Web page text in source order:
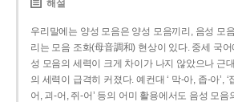
해설
우리말에는 양성 모음은 양성 모음끼리, 음성 모
리는 모음 조화(母音調和) 현상이 있다. 중세 국
성 모음의 세력이 크게 차이가 나지 않았으나 근
의 세력이 급격히 커졌다. 예컨대 ‘ 막-아, 좁-아’,
어, 괴-어, 쥐-어’ 등의 어미 활용에서도 음성 모음